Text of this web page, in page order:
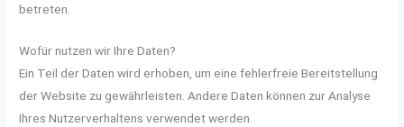
betreten.
Wofür nutzen wir Ihre Daten?
Ein Teil der Daten wird erhoben, um eine fehlerfreie Bereitstellung
der Website zu gewährleisten. Andere Daten können zur Analyse
Ihres Nutzerverhaltens verwendet werden.